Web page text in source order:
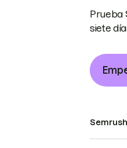
Prueba
siete
Semrush